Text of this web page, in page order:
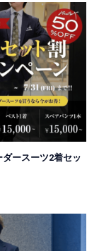
ースーツ2着セッ